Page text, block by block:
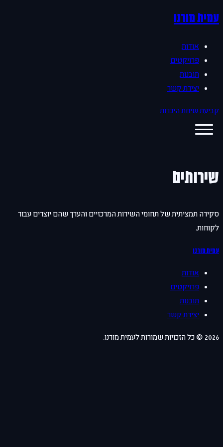
עמית מורנו
אודות
פרויקטים
תובנות
יצירת קשר
קביעת שיחת היכרות
שירותים
סקירה תמציתית של תחומי השירות המרכזיים והערך שהם יוצרים עבור
לקוחות.
עמית מורנו
אודות
פרויקטים
תובנות
יצירת קשר
2026 © כל הזכויות שמורות לעמית מורנו.